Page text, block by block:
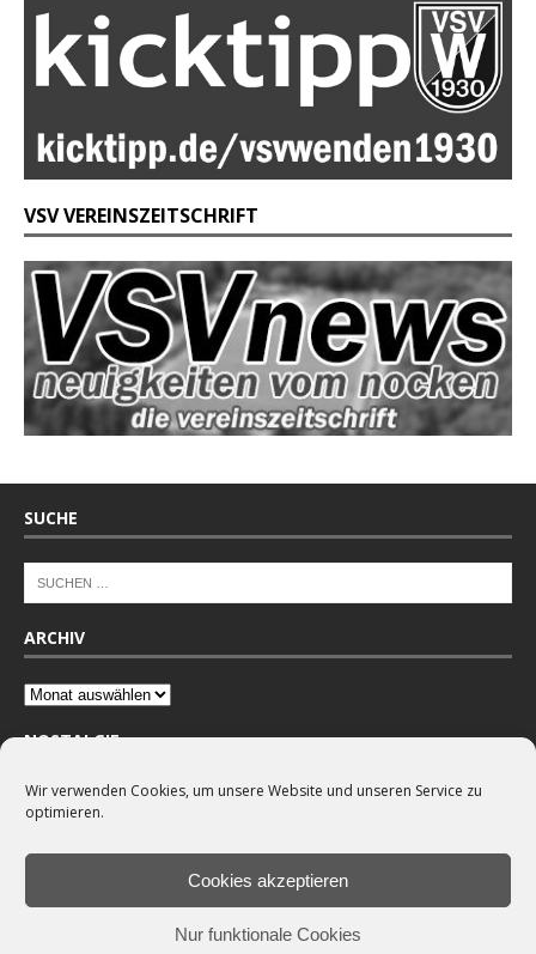
Wir verwenden Cookies, um unsere Website und unseren Service zu
optimieren.
Cookies akzeptieren
Nur funktionale Cookies
VSV VEREINSZEITSCHRIFT
SUCHE
ARCHIV
NOSTALGIE